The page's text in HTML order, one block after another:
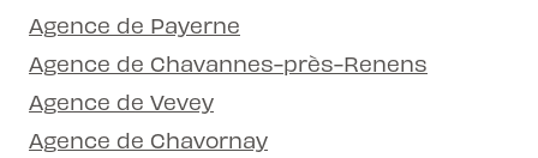
Agence de Payerne
Agence de Chavannes-près-Renens
Agence de Vevey
Agence de Chavornay